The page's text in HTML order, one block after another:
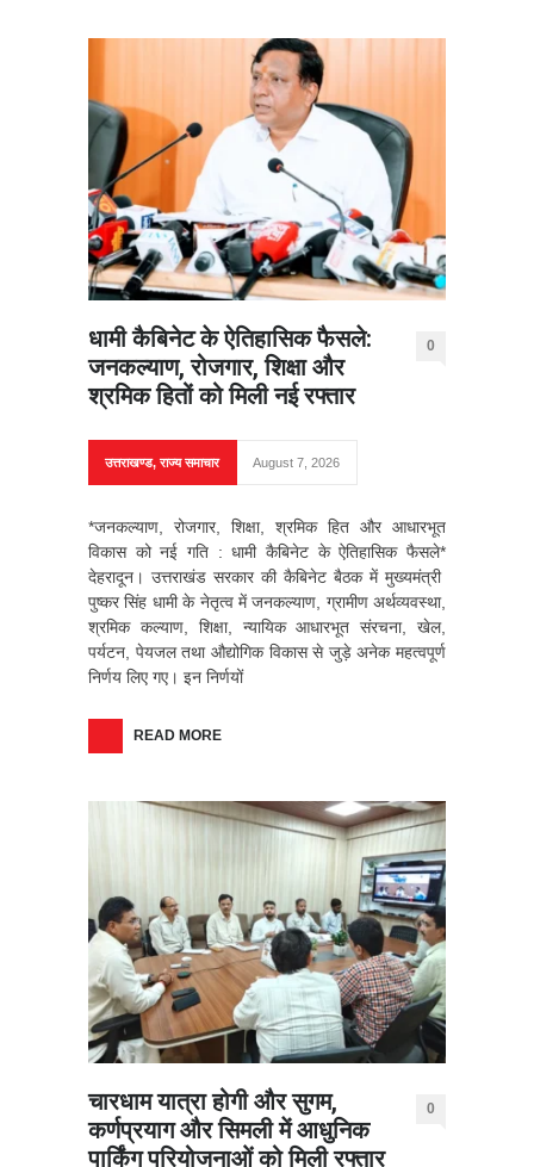
धामी कैबिनेट के ऐतिहासिक फैसले:
जनकल्याण, रोजगार, शिक्षा और
श्रमिक हितों को मिली नई रफ्तार
0
उत्तराखण्ड,राज्य समाचार August 7, 2026
*जनकल्याण, रोजगार, शिक्षा, श्रमिक हित और आधारभूत
विकास को नई गति : धामी कैबिनेट के ऐतिहासिक फैसले*
देहरादून। उत्तराखंड सरकार की कैबिनेट बैठक में मुख्यमंत्री
पुष्कर सिंह धामी के नेतृत्व में जनकल्याण, ग्रामीण अर्थव्यवस्था,
श्रमिक कल्याण, शिक्षा, न्यायिक आधारभूत संरचना, खेल,
पर्यटन, पेयजल तथा औद्योगिक विकास से जुड़े अनेक महत्वपूर्ण
निर्णय लिए गए। इन निर्णयों
READ MORE
चारधाम यात्रा होगी और सुगम,
कर्णप्रयाग और सिमली में आधुनिक
पार्किंग परियोजनाओं को मिली रफ्तार
0